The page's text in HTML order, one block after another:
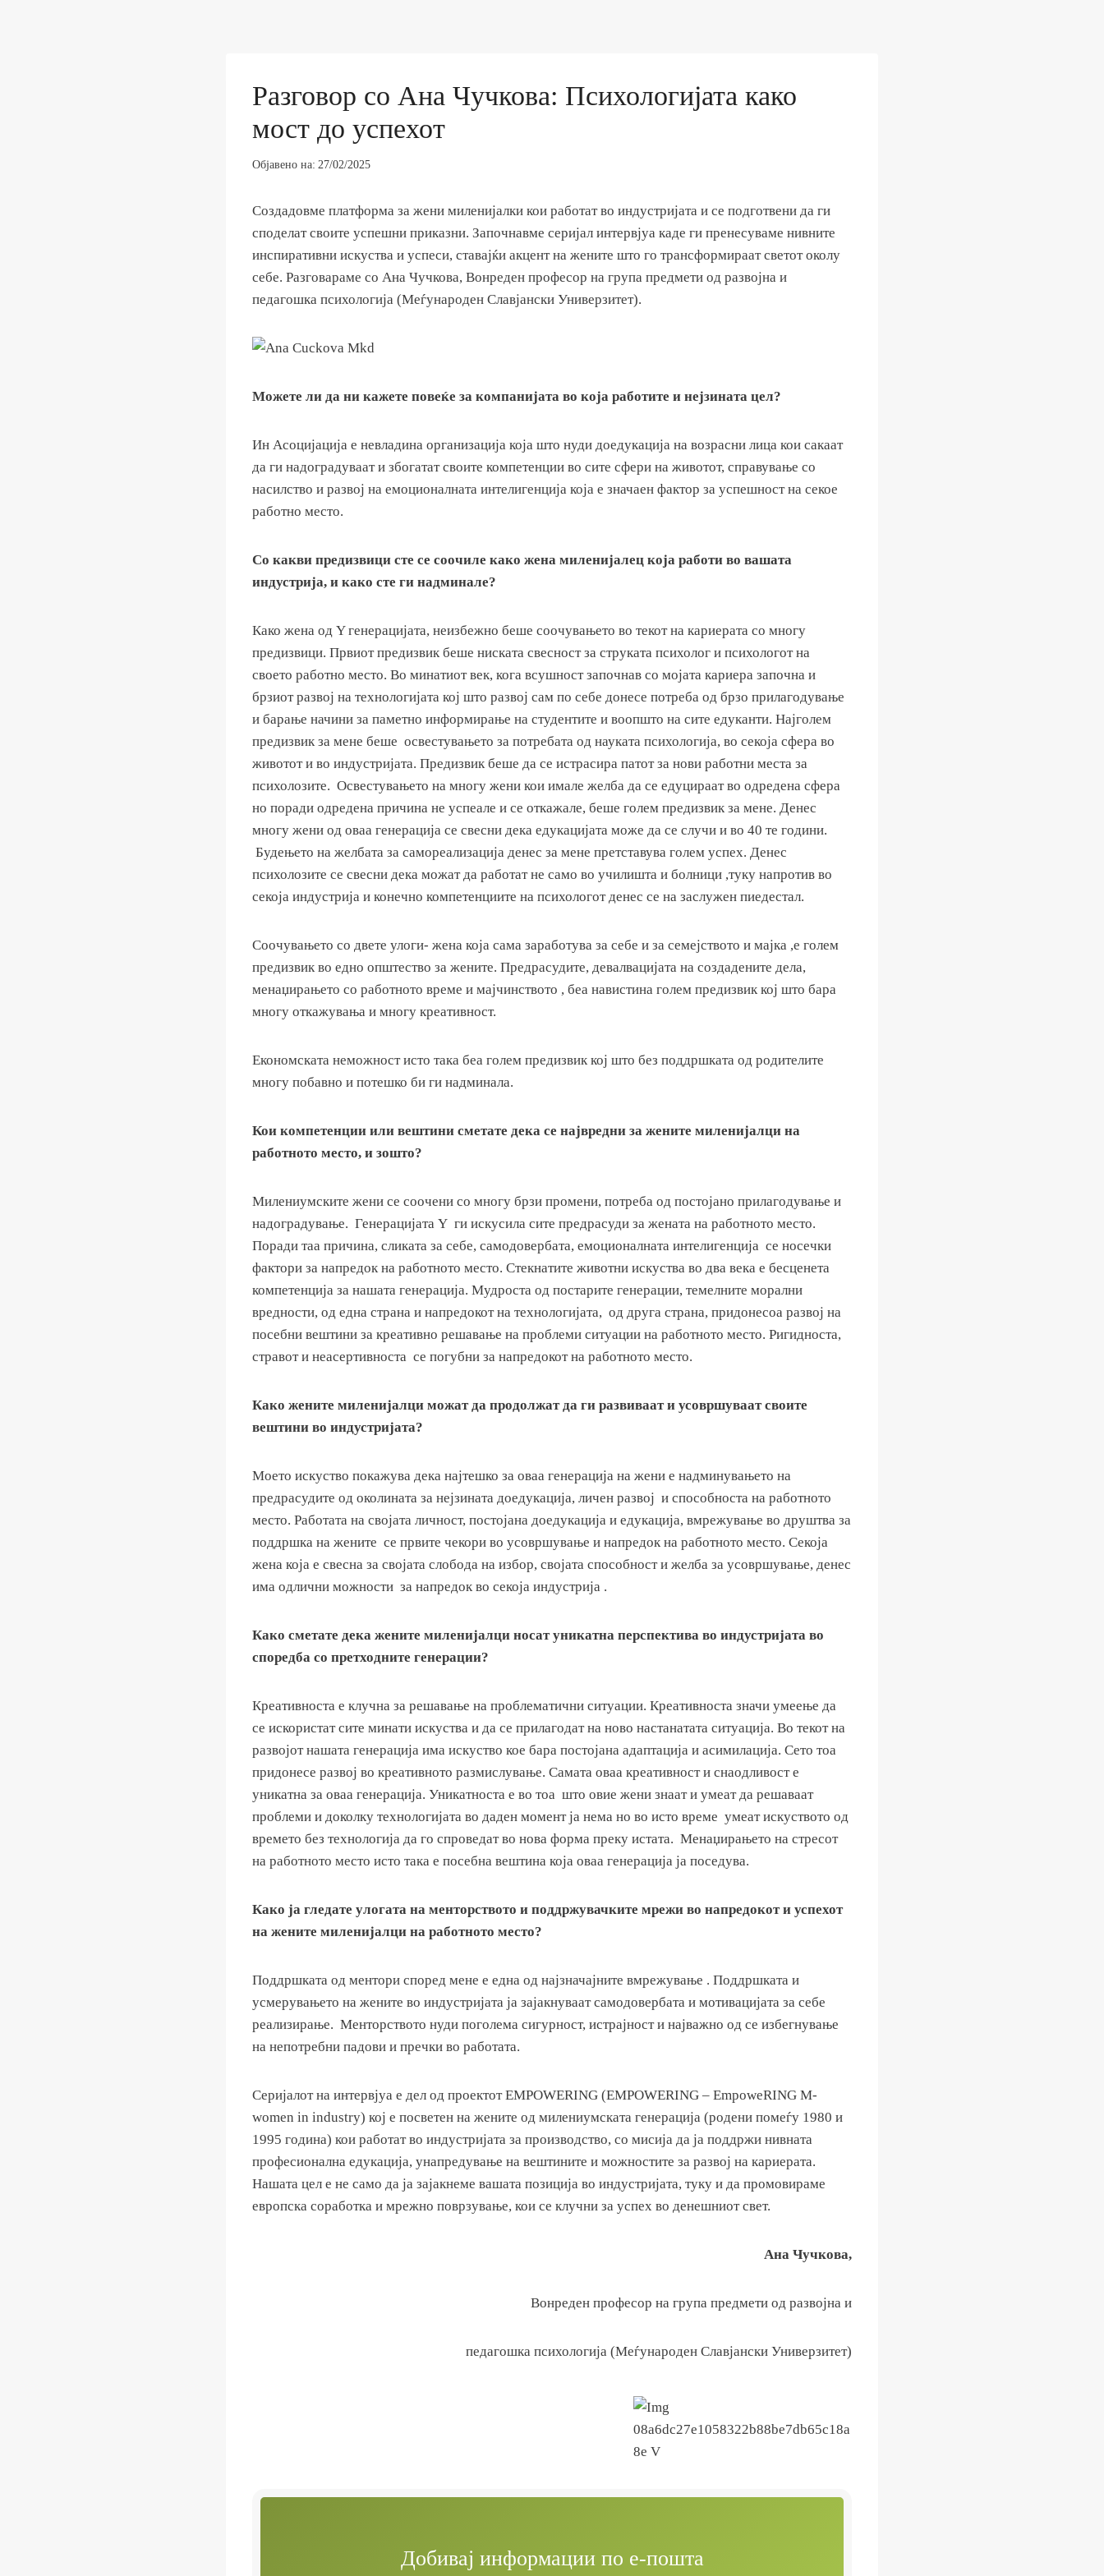
Разговор со Ана Чучкова: Психологијата како
мост до успехот
Објавено на: 27/02/2025
Создадовме платформа за жени миленијалки кои работат во индустријата и се подготвени да ги
споделат своите успешни приказни. Започнавме серијал интервјуа каде ги пренесуваме нивните
инспиративни искуства и успеси, ставајќи акцент на жените што го трансформираат светот околу
себе. Разговараме со Ана Чучкова, Вонреден професор на група предмети од развојна и
педагошка психологија (Меѓународен Славјански Универзитет).
Можете ли да ни кажете повеќе за компанијата во која работите и нејзината цел?
Ин Асоцијација е невладина организација која што нуди доедукација на возрасни лица кои сакаат
да ги надоградуваат и збогатат своите компетенции во сите сфери на животот, справување со
насилство и развој на емоционалната интелигенција која е значаен фактор за успешност на секое
работно место.
Со какви предизвици сте се соочиле како жена миленијалец која работи во вашата
индустрија, и како сте ги надминале?
Како жена од Y генерацијата, неизбежно беше соочувањето во текот на кариерата со многу
предизвици. Првиот предизвик беше ниската свесност за струката психолог и психологот на
своето работно место. Во минатиот век, кога всушност започнав со мојата кариера започна и
брзиот развој на технологијата кој што развој сам по себе донесе потреба од брзо прилагодување
и барање начини за паметно информирање на студентите и воопшто на сите едуканти. Најголем
предизвик за мене беше освестувањето за потребата од науката психологија, во секоја сфера во
животот и во индустријата. Предизвик беше да се истрасира патот за нови работни места за
психолозите. Освестувањето на многу жени кои имале желба да се едуцираат во одредена сфера
но поради одредена причина не успеале и се откажале, беше голем предизвик за мене. Денес
многу жени од оваа генерација се свесни дека едукацијата може да се случи и во 40 те години.
Будењето на желбата за самореализација денес за мене претставува голем успех. Денес
психолозите се свесни дека можат да работат не само во училишта и болници ,туку напротив во
секоја индустрија и конечно компетенциите на психологот денес се на заслужен пиедестал.
Соочувањето со двете улоги- жена која сама заработува за себе и за семејството и мајка ,е голем
предизвик во едно општество за жените. Предрасудите, девалвацијата на создадените дела,
менаџирањето со работното време и мајчинството , беа навистина голем предизвик кој што бара
многу откажувања и многу креативност.
Економската неможност исто така беа голем предизвик кој што без поддршката од родителите
многу побавно и потешко би ги надминала.
Кои компетенции или вештини сметате дека се највредни за жените миленијалци на
работното место, и зошто?
Милениумските жени се соочени со многу брзи промени, потреба од постојано прилагодување и
надоградување. Генерацијата Y ги искусила сите предрасуди за жената на работното место.
Поради таа причина, сликата за себе, самодовербата, емоционалната интелигенција се носечки
фактори за напредок на работното место. Стекнатите животни искуства во два века е бесценета
компетенција за нашата генерација. Мудроста од постарите генерации, темелните морални
вредности, од една страна и напредокот на технологијата, од друга страна, придонесоа развој на
посебни вештини за креативно решавање на проблеми ситуации на работното место. Ригидноста,
стравот и неасертивноста се погубни за напредокот на работното место.
Како жените миленијалци можат да продолжат да ги развиваат и усовршуваат своите
вештини во индустријата?
Моето искуство покажува дека најтешко за оваа генерација на жени е надминувањето на
предрасудите од околината за нејзината доедукација, личен развој и способноста на работното
место. Работата на својата личност, постојана доедукација и едукација, вмрежување во друштва за
поддршка на жените се првите чекори во усовршување и напредок на работното место. Секоја
жена која е свесна за својата слобода на избор, својата способност и желба за усовршување, денес
има одлични можности за напредок во секоја индустрија .
Како сметате дека жените миленијалци носат уникатна перспектива во индустријата во
споредба со претходните генерации?
Креативноста е клучна за решавање на проблематични ситуации. Креативноста значи умеење да
се искористат сите минати искуства и да се прилагодат на ново настанатата ситуација. Во текот на
развојот нашата генерација има искуство кое бара постојана адаптација и асимилација. Сето тоа
придонесе развој во креативното размислување. Самата оваа креативност и снаодливост е
уникатна за оваа генерација. Уникатноста е во тоа што овие жени знаат и умеат да решаваат
проблеми и доколку технологијата во даден момент ја нема но во исто време умеат искуството од
времето без технологија да го спроведат во нова форма преку истата. Менаџирањето на стресот
на работното место исто така е посебна вештина која оваа генерација ја поседува.
Како ја гледате улогата на менторството и поддржувачките мрежи во напредокот и успехот
на жените миленијалци на работното место?
Поддршката од ментори според мене е една од најзначајните вмрежување . Поддршката и
усмерувањето на жените во индустријата ја зајакнуваат самодовербата и мотивацијата за себе
реализирање. Менторството нуди поголема сигурност, истрајност и најважно од се избегнување
на непотребни падови и пречки во работата.
Серијалот на интервјуа е дел од проектот EMPOWERING (EMPOWERING – EmpoweRING M-
women in industry) кој е посветен на жените од милениумската генерација (родени помеѓу 1980 и
1995 година) кои работат во индустријата за производство, со мисија да ја поддржи нивната
професионална едукација, унапредување на вештините и можностите за развој на кариерата.
Нашата цел е не само да ја зајакнеме вашата позиција во индустријата, туку и да промовираме
европска соработка и мрежно поврзување, кои се клучни за успех во денешниот свет.
Ана Чучкова,
Вонреден професор на група предмети од развојна и
педагошка психологија (Меѓународен Славјански Универзитет)
Добивај информации по е-пошта